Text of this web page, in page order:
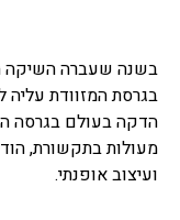
בשנה שעברה השיקה
בגרסת המזוודת
הדקה בעולם בגרסה
מעולות בתקשורת,
ועיצוב אופנתי.